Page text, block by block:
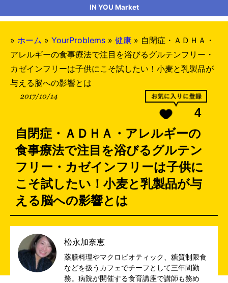
IN YOU Market
» ホーム » YourProblems » 健康 » 自閉症・ＡＤＨＡ・
アレルギーの食事療法で注目を浴びるグルテンフリー・
カゼインフリーは子供にこそ試したい！小麦と乳製品が
与える脳への影響とは
2017/10/14
4
自閉症・ＡＤＨＡ・アレルギーの
食事療法で注目を浴びるグルテン
フリー・カゼインフリーは子供に
こそ試したい！小麦と乳製品が与
える脳への影響とは
松永加奈恵
薬膳料理やマクロビオティック、糖質制限食
などを扱うカフェでチーフとして三年間勤
務。病院が開催する食育講座で講師も務め